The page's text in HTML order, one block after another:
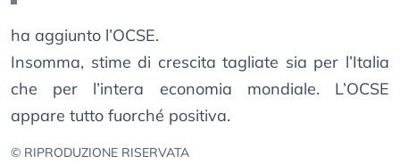
ha aggiunto l’OCSE.
Insomma, stime di crescita tagliate sia per l’Italia
che per l’intera economia mondiale. L’OCSE
appare tutto fuorché positiva.
© RIPRODUZIONE RISERVATA